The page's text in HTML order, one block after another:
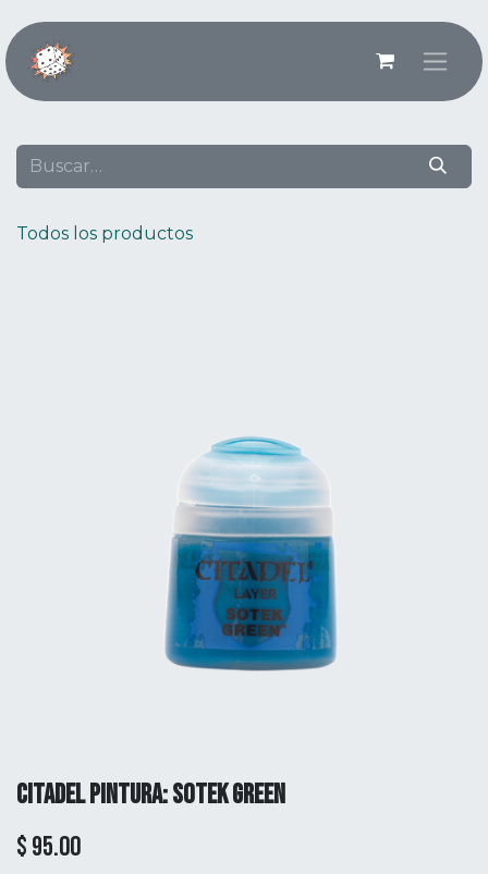
Todos los productos
CITADEL PINTURA: SOTEK GREEN
$95.00